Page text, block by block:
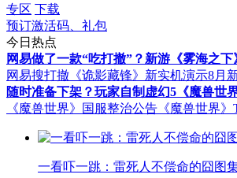
专区 下载
预订激活码、礼包
今日热点
网易做了一款“吃打撤”？新游《雾海之下
网易搜打撤《诡影藏锋》新实机演示8月
随时准备下架？玩家自制虚幻5《魔兽世
《魔兽世界》国服整治公告 《魔兽世界
一看吓一跳：雷死人不偿命的囧图集